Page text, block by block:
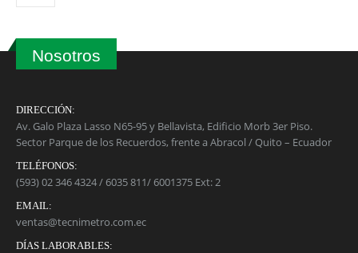
Nosotros
DIRECCIÓN:
Av. Galo Plaza Lasso N65-95 y Bellavista, Edificio Morb 3er Piso.
Sector Parque de los Recuerdos, frente a Abracol / Quito – Ecuador
TELÉFONOS:
(593) 02 346 4324 / 6035 811/ 6001375 Ext: 2
EMAIL:
ventas@tecnimetro.com.ec
DÍAS LABORABLES: